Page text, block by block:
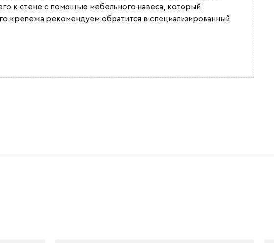
к стене с помощью мебельного навеса, который
крепежа рекомендуем обратится в специализированный